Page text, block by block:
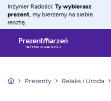
Inżynier Radości: Ty wybierasz
prezent, my bierzemy na siebie
resztę.
Prezenty Relaks i Uroda